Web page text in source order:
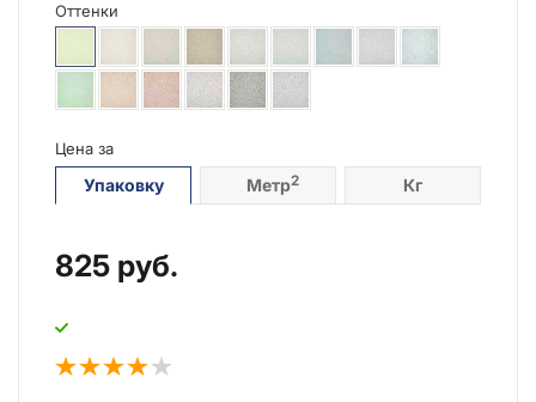
Оттенки
Цена за
Упаковку Метр2 Кг
825 руб.